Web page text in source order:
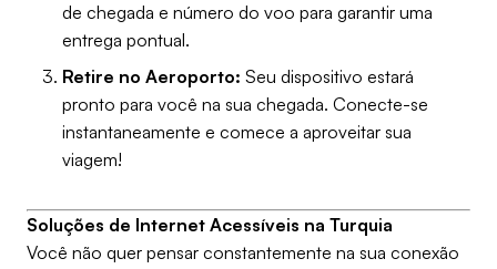
de chegada e número do voo para garantir uma
entrega pontual.
Retire no Aeroporto: Seu dispositivo estará
pronto para você na sua chegada. Conecte-se
instantaneamente e comece a aproveitar sua
viagem!
Soluções de Internet Acessíveis na Turquia
Você não quer pensar constantemente na sua conexão